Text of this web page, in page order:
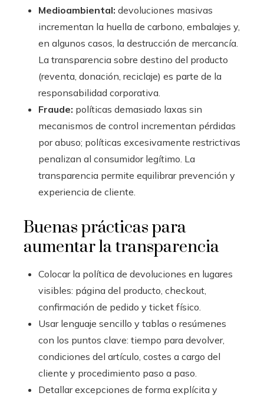
Medioambiental: devoluciones masivas
incrementan la huella de carbono, embalajes y,
en algunos casos, la destrucción de mercancía.
La transparencia sobre destino del producto
(reventa, donación, reciclaje) es parte de la
responsabilidad corporativa.
Fraude: políticas demasiado laxas sin
mecanismos de control incrementan pérdidas
por abuso; políticas excesivamente restrictivas
penalizan al consumidor legítimo. La
transparencia permite equilibrar prevención y
experiencia de cliente.
Buenas prácticas para
aumentar la transparencia
Colocar la política de devoluciones en lugares
visibles: página del producto, checkout,
confirmación de pedido y ticket físico.
Usar lenguaje sencillo y tablas o resúmenes
con los puntos clave: tiempo para devolver,
condiciones del artículo, costes a cargo del
cliente y procedimiento paso a paso.
Detallar excepciones de forma explícita y